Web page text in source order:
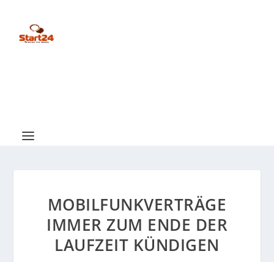
MOBILFUNKVERTRÄGE
IMMER ZUM ENDE DER
LAUFZEIT KÜNDIGEN